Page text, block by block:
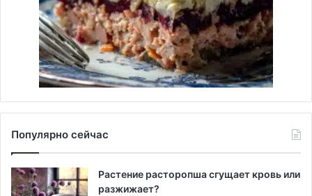
Популярно сейчас
Растение расторопша сгущает кровь или
разжижает?